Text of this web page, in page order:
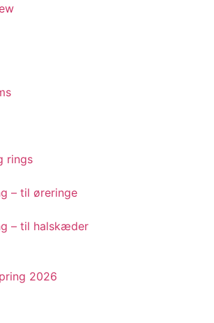
rings
– til øreringe
– til halskæder
2026